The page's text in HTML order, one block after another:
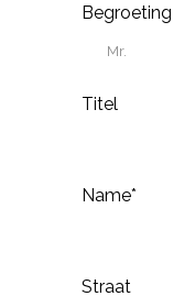
Begroeting
Titel
Name*
Straat